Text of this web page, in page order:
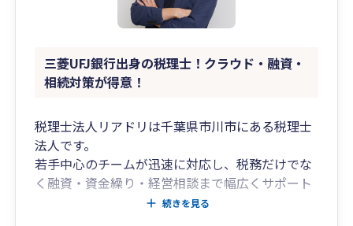
三菱UFJ銀行出身の税理士！クラウド・融資・
相続対策が得意！
税理士法人リアドリは千葉県市川市にある税理士
法人です。
若手中心のチームが迅速に対応し、税務だけでな
く融資・資金繰り・経営相談まで幅広くサポート
続きを見る